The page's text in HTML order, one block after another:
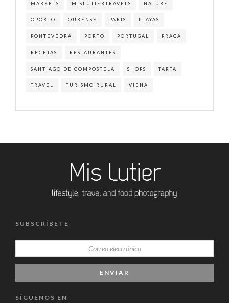
MARKETS MISLUTIERTRAVELS NATURE
OPORTO OURENSE PARIS PLAYAS
PONTEVEDRA PORTO PORTUGAL PRAGA
RECETAS RESTAURANTES
SANTIAGO DE COMPOSTELA SHOPS TARTA
TRAVEL TURISMO RURAL VIENA
SUBSCRÍBETE
SÍGUENOS EN